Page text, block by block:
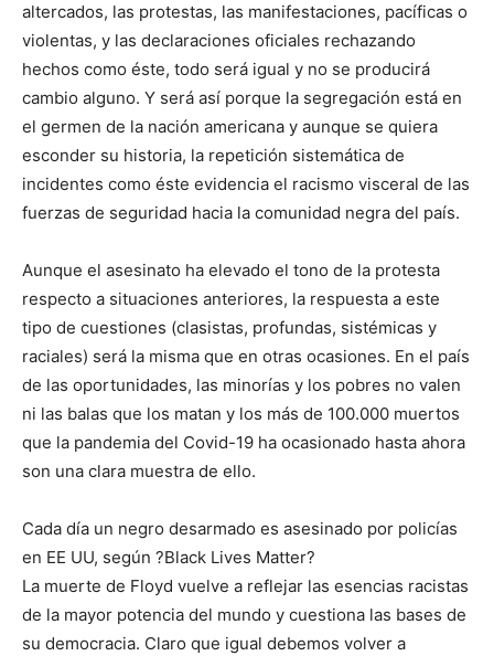
altercados, las protestas, las manifestaciones, pacíficas o
violentas, y las declaraciones oficiales rechazando
hechos como éste, todo será igual y no se producirá
cambio alguno. Y será así porque la segregación está en
el germen de la nación americana y aunque se quiera
esconder su historia, la repetición sistemática de
incidentes como éste evidencia el racismo visceral de las
fuerzas de seguridad hacia la comunidad negra del país.
Aunque el asesinato ha elevado el tono de la protesta
respecto a situaciones anteriores, la respuesta a este
tipo de cuestiones (clasistas, profundas, sistémicas y
raciales) será la misma que en otras ocasiones. En el país
de las oportunidades, las minorías y los pobres no valen
ni las balas que los matan y los más de 100.000 muertos
que la pandemia del Covid-19 ha ocasionado hasta ahora
son una clara muestra de ello.
Cada día un negro desarmado es asesinado por policías
en EE UU, según ?Black Lives Matter?
La muerte de Floyd vuelve a reflejar las esencias racistas
de la mayor potencia del mundo y cuestiona las bases de
su democracia. Claro que igual debemos volver a